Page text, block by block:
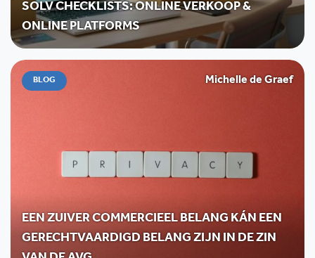
SOLV CHECKLISTS: ONLINE VERKOOP &
ONLINE PLATFORMS
BLOG Michelle de Graef
EEN ZUIVER COMMERCIEEL BELANG KÁN EEN
GERECHTVAARDIGD BELANG ZIJN IN DE ZIN